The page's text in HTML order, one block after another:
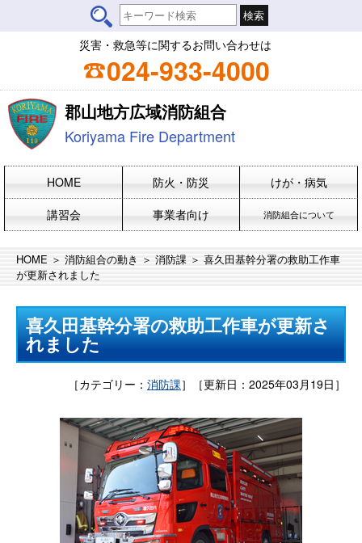
災害・救急等に関するお問い合わせは
024-933-4000
郡山地方広域消防組合
Koriyama Fire Department
HOME 防火・防災
けが・病気
講習会
事業者向け 消防組合について
HOME ＞ 消防組合の動き ＞ 消防課 ＞ 喜久田基幹分署の救助工作車
が更新されました
喜久田基幹分署の救助工作車が更新さ
れました
［カテゴリー： 消防課］［更新日：2025年03月19日］